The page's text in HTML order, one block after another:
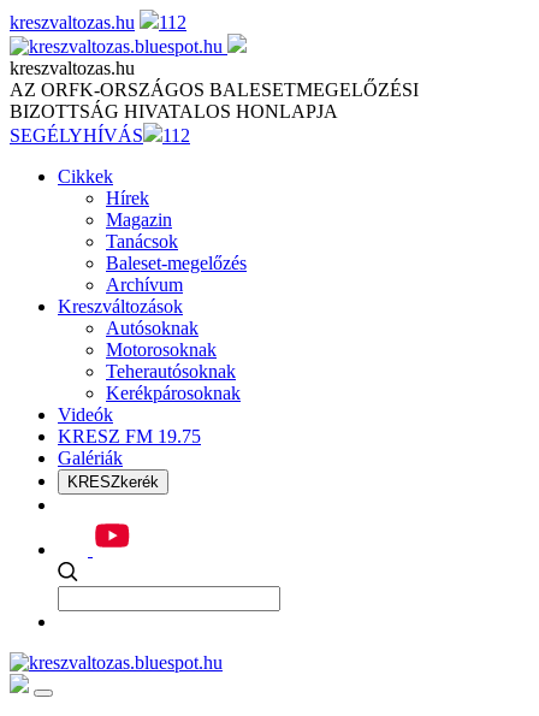
Skip
to
content
kreszvaltozas.hu 112
kreszvaltozas.hu
AZ ORFK-ORSZÁGOS BALESETMEGELŐZÉSI
BIZOTTSÁG HIVATALOS HONLAPJA
SEGÉLYHÍVÁS
112
Cikkek
Hírek
Magazin
Tanácsok
Baleset-megelőzés
Archívum
Kreszváltozások
Autósoknak
Motorosoknak
Teherautósoknak
Kerékpárosoknak
Videók
KRESZ FM 19.75
Galériák
KRESZkerék